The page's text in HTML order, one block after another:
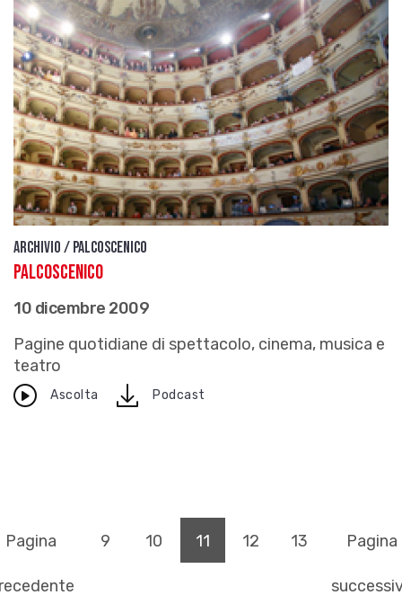
Archivio / Palcoscenico
Palcoscenico
10 dicembre 2009
Pagine quotidiane di spettacolo, cinema, musica e
teatro
Ascolta downloadPodcast
Pagina 9 10 11(pagina corrente)
12 13 Pagina